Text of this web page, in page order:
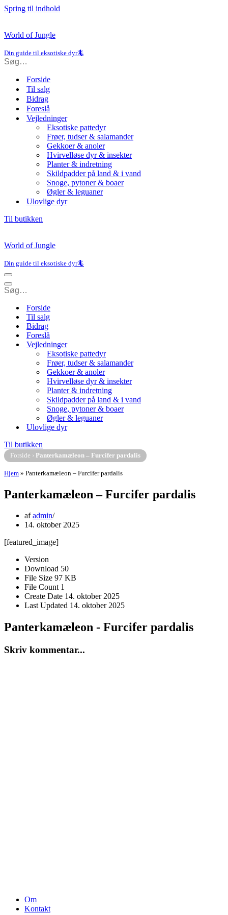
Spring til indhold
World of Jungle
Din guide til eksotiske dyr🦎
Forside
Til salg
Bidrag
Foreslå
Vejledninger
Eksotiske pattedyr
Frøer, tudser & salamander
Gekkoer & anoler
Hvirvelløse dyr & insekter
Planter & indretning
Skildpadder på land & i vand
Snoge, pytoner & boaer
Øgler & leguaner
Ulovlige dyr
Til butikken
World of Jungle
Din guide til eksotiske dyr🦎
Navigation
menu
Navigation
menu
Forside
Til salg
Bidrag
Foreslå
Vejledninger
Eksotiske pattedyr
Frøer, tudser & salamander
Gekkoer & anoler
Hvirvelløse dyr & insekter
Planter & indretning
Skildpadder på land & i vand
Snoge, pytoner & boaer
Øgler & leguaner
Ulovlige dyr
Til butikken
Forside › Panterkamæleon – Furcifer pardalis
Hjem » Panterkamæleon – Furcifer pardalis
Panterkamæleon – Furcifer pardalis
afadmin
14. oktober 2025
[featured_image]
Version
Download 50
File Size 97 KB
File Count 1
Create Date 14. oktober 2025
Last Updated 14. oktober 2025
Panterkamæleon - Furcifer pardalis
Skriv kommentar...
Om
Kontakt